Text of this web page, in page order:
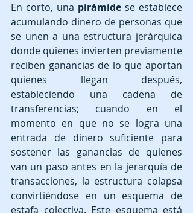
En corto, una pirámide se establece
acumulando dinero de personas que
se unen a una estructura jerárquica
donde quienes invierten previamente
reciben ganancias de lo que aportan
quienes llegan después,
estableciendo una cadena de
transferencias; cuando en el
momento en que no se logra una
entrada de dinero suficiente para
sostener las ganancias de quienes
van un paso antes en la jerarquía de
transacciones, la estructura colapsa
convirtiéndose en un esquema de
estafa colectiva. Este esquema está